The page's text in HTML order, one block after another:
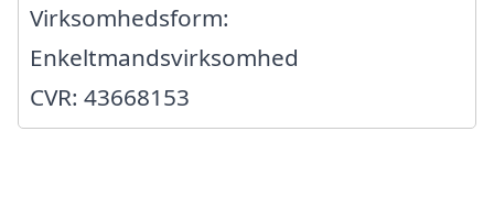
Virksomhedsform:
Enkeltmandsvirksomhed
CVR: 43668153